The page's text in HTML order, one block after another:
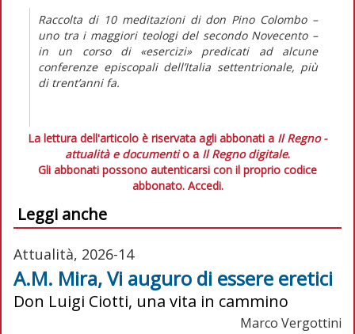
Raccolta di 10 meditazioni di don Pino Colombo –
uno tra i maggiori teologi del secondo Novecento –
in un corso di «esercizi» predicati ad alcune
conferenze episcopali dell’Italia settentrionale, più
di trent’anni fa.
La lettura dell'articolo è riservata agli abbonati a Il Regno -
attualità e documentio a Il Regno digitale.
Gli abbonati possono autenticarsi con il proprio codice
abbonato. Accedi.
Leggi anche
Attualità, 2026-14
A.M. Mira, Vi auguro di essere eretici
Don Luigi Ciotti, una vita in cammino
Marco Vergottini